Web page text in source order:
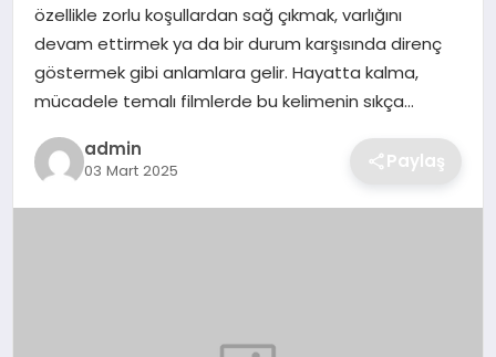
SPOR
TEKNOLOJI
özellikle zorlu koşullardan sağ çıkmak, varlığını
devam ettirmek ya da bir durum karşısında direnç
göstermek gibi anlamlara gelir. Hayatta kalma,
mücadele temalı filmlerde bu kelimenin sıkça…
admin
03 Mart 2025 Paylaş